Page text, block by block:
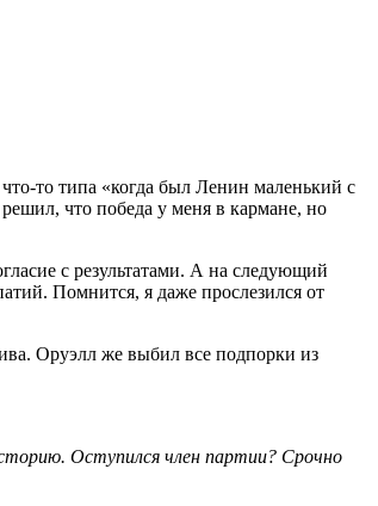
то типа «когда был Ленин маленький с
что победа у меня в кармане, но
с результатами. А на следующий
Помнится, я даже прослезился от
Оруэлл же выбил все подпорки из
Оступился член партии? Срочно